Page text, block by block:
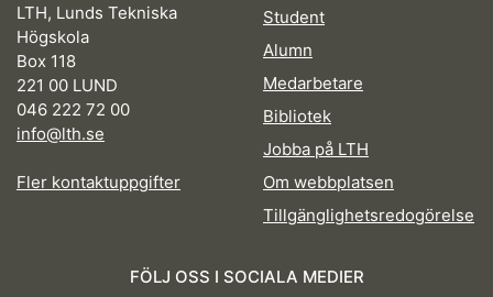
LTH, Lunds Tekniska
Högskola
Box 118
221 00 LUND
046 222 72 00
info@lth.se
Fler kontaktuppgifter
Student
Alumn
Medarbetare
Bibliotek
Jobba på LTH
Om webbplatsen
Tillgänglighetsredogörelse
FÖLJ OSS I SOCIALA MEDIER